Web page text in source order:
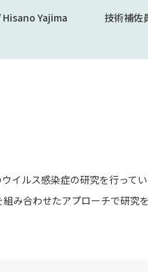
Hisano Yajima 技術補佐
イルス感染症の研究を行って
み合わせたアプローチで研究